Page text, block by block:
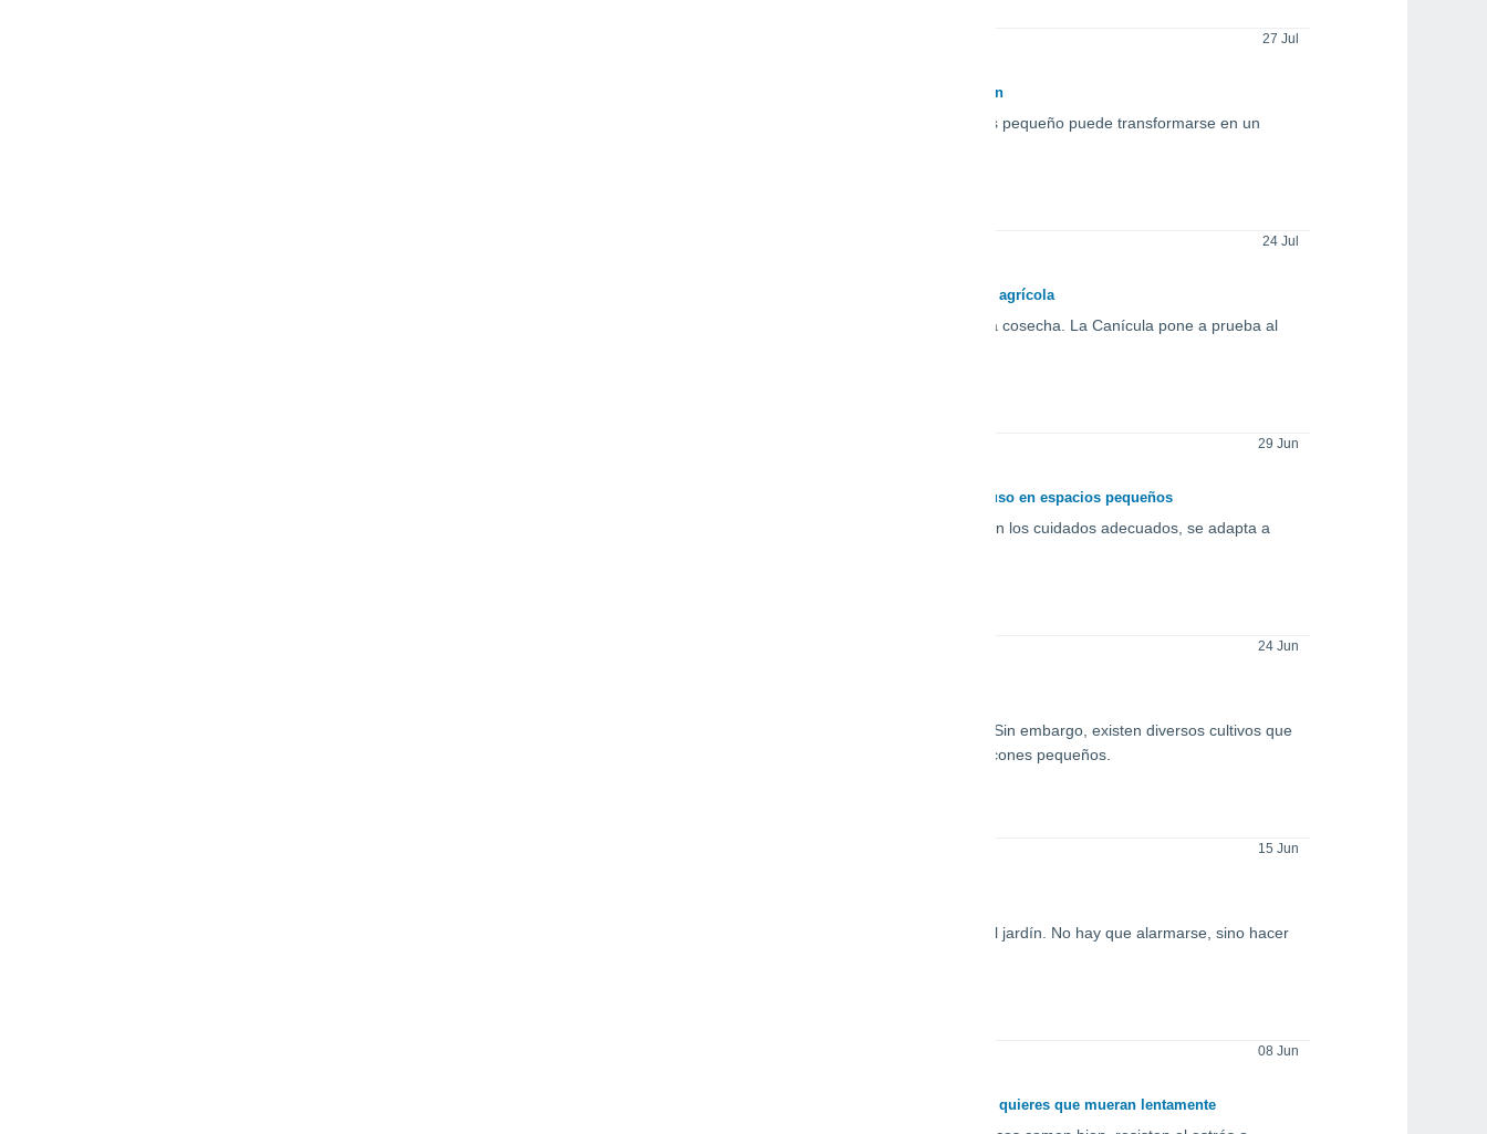
27 Jul
Las plantas que pueden ayudarte a transformar un balcón pequeño en un mini jardín
Con las plantas correctas y usando las paredes y barandales, hasta el balcón más pequeño puede transformarse en un
24 Jul
El impacto de la Canícula en la agricultura: riesgos para la siembra y la producción agrícola
En temporada de lluvias, una pausa puede cambiar por completo el rumbo de una cosecha. La Canícula pone a prueba al
29 Jun
El árbol de la vida de los mayas llega al jardín: así puedes cultivar un pochote incluso en espacios pequeños
Aunque parezca una planta demasiado grande para el hogar, el árbol sagrado, con los cuidados adecuados, se adapta a
24 Jun
La idea de tener un huerto dentro de nuestro hogar parece bastante complicado. Sin embargo, existen diversos cultivos que
se pueden producir de manera muy sencilla en macetas, espacios soleados y balcones pequeños.
15 Jun
Antes de que llegue una tormenta tropical o un huracán, es importante preparar el jardín. No hay que alarmarse, sino hacer
08 Jun
Los microorganismos del suelo que alimentan tus plantas y que debes cuidar si no quieres que mueran lentamente